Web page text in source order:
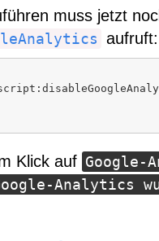
muss jetzt
aufruft:
Klick auf